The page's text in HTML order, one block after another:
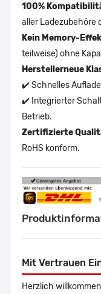
100%
aller Ladezubehöre
Kein Memory-
teilweise) ohne
Herstellerneue
✔️ Schnelles
✔️ Integrierter
Betrieb.
Zertifizierte
RoHS konform.
Mit Vertrauen
Herzlich